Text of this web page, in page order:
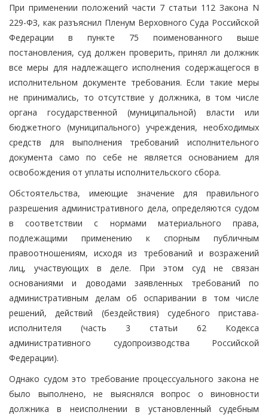
При применении положений части 7 статьи 112 Закона N
229-ФЗ, как разъяснил Пленум Верховного Суда Российской
Федерации в пункте 75 поименованного выше
постановления, суд должен проверить, принял ли должник
все меры для надлежащего исполнения содержащегося в
исполнительном документе требования. Если такие меры
не принимались, то отсутствие у должника, в том числе
органа государственной (муниципальной) власти или
бюджетного (муниципального) учреждения, необходимых
средств для выполнения требований исполнительного
документа само по себе не является основанием для
освобождения от уплаты исполнительского сбора.
Обстоятельства, имеющие значение для правильного
разрешения административного дела, определяются судом
в соответствии с нормами материального права,
подлежащими применению к спорным публичным
правоотношениям, исходя из требований и возражений
лиц, участвующих в деле. При этом суд не связан
основаниями и доводами заявленных требований по
административным делам об оспаривании в том числе
решений, действий (бездействия) судебного пристава-
исполнителя (часть 3 статьи 62 Кодекса
административного судопроизводства Российской
Федерации).
Однако судом это требование процессуального закона не
было выполнено, не выяснялся вопрос о виновности
должника в неисполнении в установленный судебным